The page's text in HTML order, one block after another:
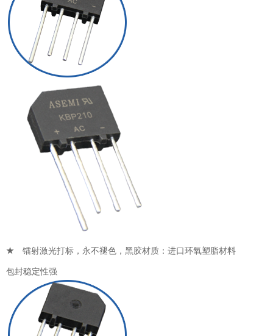
★ 镭射激光打标，永不褪色， 黑胶材质：进口环氧塑脂材料
包封稳定性强